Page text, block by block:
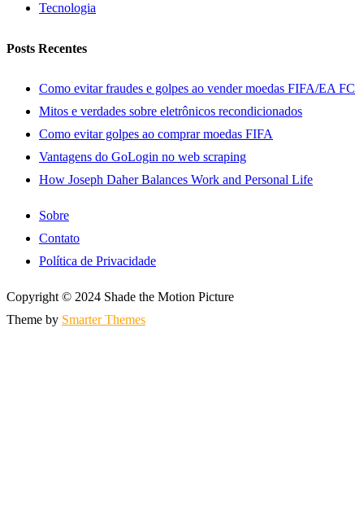
Tecnologia
Posts Recentes
Como evitar fraudes e golpes ao vender moedas FIFA/EA FC
Mitos e verdades sobre eletrônicos recondicionados
Como evitar golpes ao comprar moedas FIFA
Vantagens do GoLogin no web scraping
How Joseph Daher Balances Work and Personal Life
Sobre
Contato
Política de Privacidade
Copyright © 2024 Shade the Motion Picture
Theme by Smarter Themes